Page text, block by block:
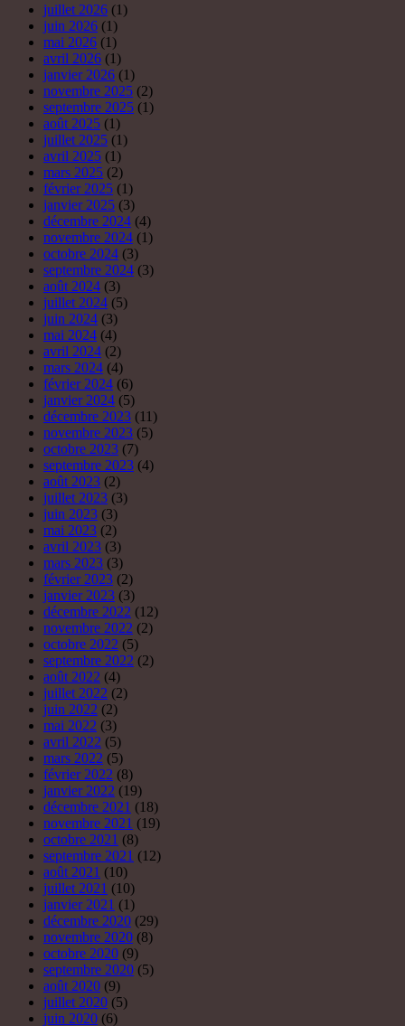
juillet 2026 (1)
juin 2026 (1)
mai 2026 (1)
avril 2026 (1)
janvier 2026 (1)
novembre 2025 (2)
septembre 2025 (1)
août 2025 (1)
juillet 2025 (1)
avril 2025 (1)
mars 2025 (2)
février 2025 (1)
janvier 2025 (3)
décembre 2024 (4)
novembre 2024 (1)
octobre 2024 (3)
septembre 2024 (3)
août 2024 (3)
juillet 2024 (5)
juin 2024 (3)
mai 2024 (4)
avril 2024 (2)
mars 2024 (4)
février 2024 (6)
janvier 2024 (5)
décembre 2023 (11)
novembre 2023 (5)
octobre 2023 (7)
septembre 2023 (4)
août 2023 (2)
juillet 2023 (3)
juin 2023 (3)
mai 2023 (2)
avril 2023 (3)
mars 2023 (3)
février 2023 (2)
janvier 2023 (3)
décembre 2022 (12)
novembre 2022 (2)
octobre 2022 (5)
septembre 2022 (2)
août 2022 (4)
juillet 2022 (2)
juin 2022 (2)
mai 2022 (3)
avril 2022 (5)
mars 2022 (5)
février 2022 (8)
janvier 2022 (19)
décembre 2021 (18)
novembre 2021 (19)
octobre 2021 (8)
septembre 2021 (12)
août 2021 (10)
juillet 2021 (10)
janvier 2021 (1)
décembre 2020 (29)
novembre 2020 (8)
octobre 2020 (9)
septembre 2020 (5)
août 2020 (9)
juillet 2020 (5)
juin 2020 (6)